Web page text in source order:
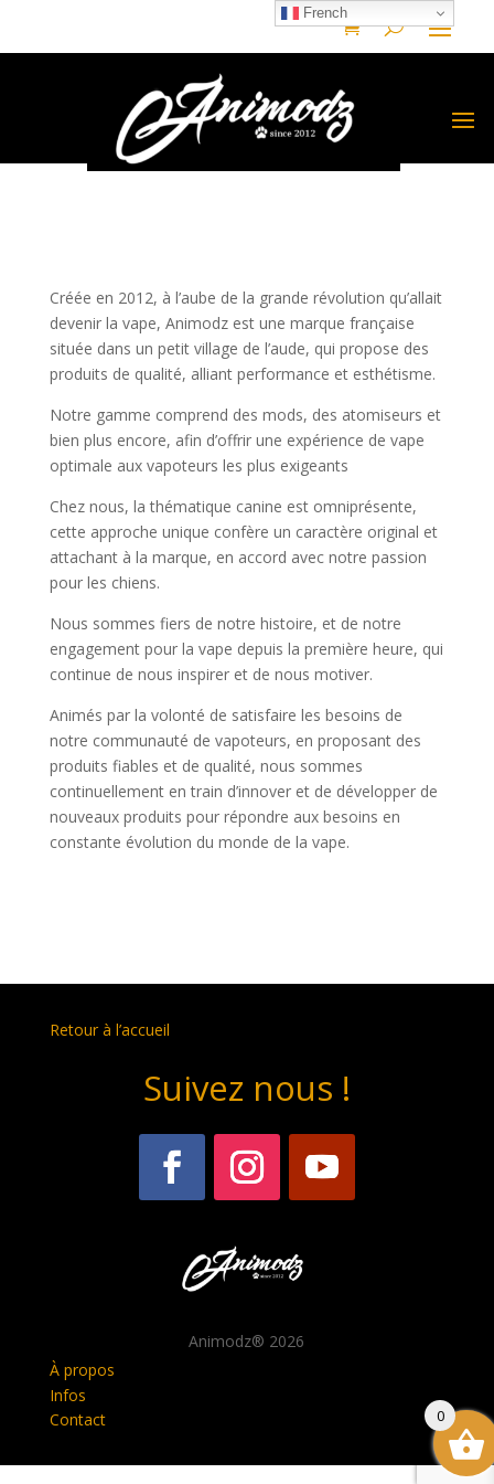
Créée en 2012, à l’aube de la grande révolution qu’allait
devenir la vape, Animodz est une marque française
située dans un petit village de l’aude, qui propose des
produits de qualité, alliant performance et esthétisme.
Notre gamme comprend des mods, des atomiseurs et
bien plus encore, afin d’offrir une expérience de vape
optimale aux vapoteurs les plus exigeants
Chez nous, la thématique canine est omniprésente,
cette approche unique confère un caractère original et
attachant à la marque, en accord avec notre passion
pour les chiens.
Nous sommes fiers de notre histoire, et de notre
engagement pour la vape depuis la première heure, qui
continue de nous inspirer et de nous motiver.
Animés par la volonté de satisfaire les besoins de
notre communauté de vapoteurs, en proposant des
produits fiables et de qualité, nous sommes
continuellement en train d’innover et de développer de
nouveaux produits pour répondre aux besoins en
constante évolution du monde de la vape.
Retour à l’accueil
Suivez nous !
Animodz® 2026
À propos
Infos
Contact
French
0